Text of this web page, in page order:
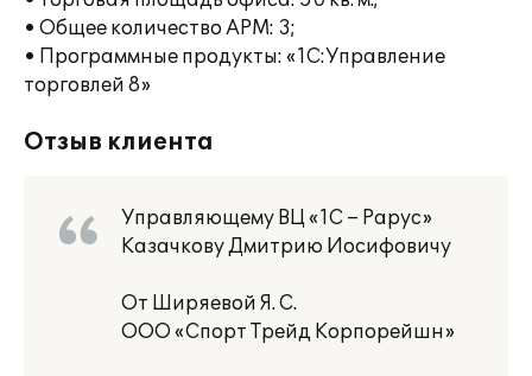
• Общее количество АРМ: 3;
• Программные продукты: «1С:Управление
торговлей 8»
Отзыв клиента
Управляющему ВЦ «1С – Рарус»
Казачкову Дмитрию Иосифовичу
От Ширяевой Я. С.
ООО «Спорт Трейд Корпорейшн»